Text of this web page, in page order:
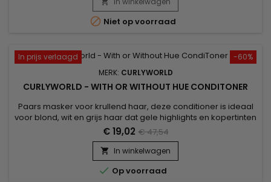
verlengt de duur van uw Brazilian straightening ! Maakt het
haar...
 Niet op voorraad
-60%
In prijs verlaagd
MERK: CURLYWORLD
CURLYWORLD - WITH OR WITHOUT HUE CONDITONER
Paars masker voor krullend haar, deze conditioner is ideaal
voor blond, wit en grijs haar dat gele highlights en kopertinten
wil neutraliseren. Deze rijke formule op basis van blauwe en
paarse pigmenten doordrenkt de haarvezel om valse gele
highlights te elimineren, terwijl deze wordt gevoed.
Curlyworld With of Whithout Hue beschermt tegen oxidatie,...
€ 19,02 € 47,54
 In winkelwagen
 Op voorraad